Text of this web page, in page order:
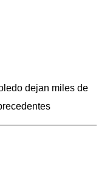
dejan miles de